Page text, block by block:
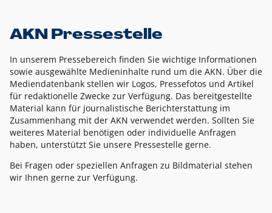
AKN Pressestelle
In unserem Pressebereich finden Sie wichtige Informationen
sowie ausgewählte Medieninhalte rund um die AKN. Über die
Mediendatenbank stellen wir Logos, Pressefotos und Artikel
für redaktionelle Zwecke zur Verfügung. Das bereitgestellte
Material kann für journalistische Berichterstattung im
Zusammenhang mit der AKN verwendet werden. Sollten Sie
weiteres Material benötigen oder individuelle Anfragen
haben, unterstützt Sie unsere Pressestelle gerne.
Bei Fragen oder speziellen Anfragen zu Bildmaterial stehen
wir Ihnen gerne zur Verfügung.